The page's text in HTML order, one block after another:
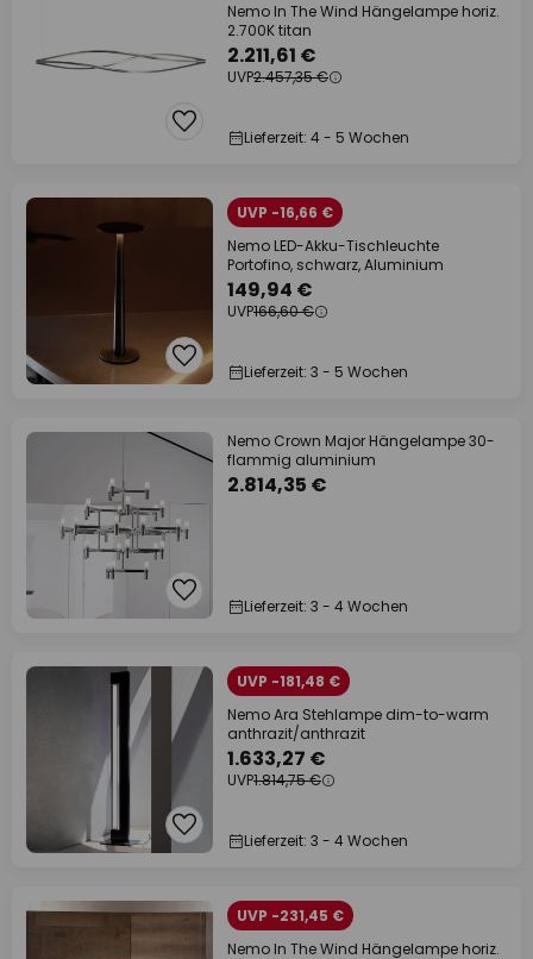
Nemo In The Wind Hängelampe horiz.
2.700K titan
2.211,61 €
UVP2.457,35 €
Lieferzeit: 4 - 5 Wochen
UVP -16,66 €
Nemo LED-Akku-Tischleuchte
Portofino, schwarz, Aluminium
149,94 €
UVP166,60 €
Lieferzeit: 3 - 5 Wochen
Nemo Crown Major Hängelampe 30-
flammig aluminium
2.814,35 €
Lieferzeit: 3 - 4 Wochen
UVP -181,48 €
Nemo Ara Stehlampe dim-to-warm
anthrazit/anthrazit
1.633,27 €
UVP1.814,75 €
Lieferzeit: 3 - 4 Wochen
UVP -231,45 €
Nemo In The Wind Hängelampe horiz.